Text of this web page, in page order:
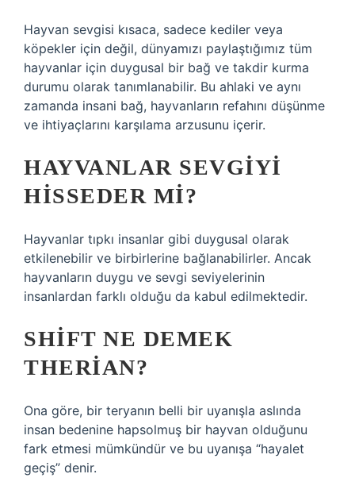
Hayvan sevgisi kısaca, sadece kediler veya
köpekler için değil, dünyamızı paylaştığımız tüm
hayvanlar için duygusal bir bağ ve takdir kurma
durumu olarak tanımlanabilir. Bu ahlaki ve aynı
zamanda insani bağ, hayvanların refahını düşünme
ve ihtiyaçlarını karşılama arzusunu içerir.
HAYVANLAR SEVGIYI
HISSEDER MI?
Hayvanlar tıpkı insanlar gibi duygusal olarak
etkilenebilir ve birbirlerine bağlanabilirler. Ancak
hayvanların duygu ve sevgi seviyelerinin
insanlardan farklı olduğu da kabul edilmektedir.
SHIFT NE DEMEK
THERIAN?
Ona göre, bir teryanın belli bir uyanışla aslında
insan bedenine hapsolmuş bir hayvan olduğunu
fark etmesi mümkündür ve bu uyanışa “hayalet
geçiş” denir.